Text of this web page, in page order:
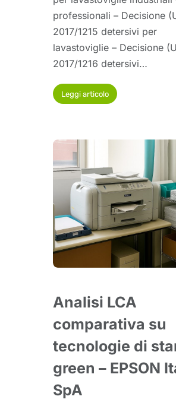
professionali – Decisione
2017/1215 detersivi per
lavastoviglie – Decisione
2017/1216 detersivi…
Leggi articolo
Analisi LCA
comparativa su
tecnologie di
green – EPSON
SpA